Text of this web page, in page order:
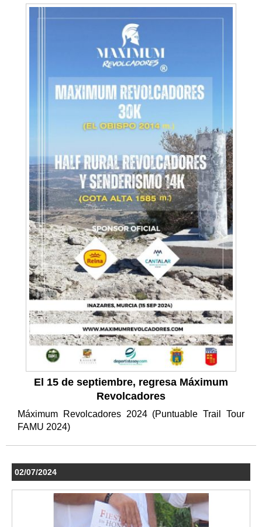
El 15 de septiembre, regresa Máximum
Revolcadores
Máximum Revolcadores 2024 (Puntuable Trail Tour
FAMU 2024)
02/07/2024